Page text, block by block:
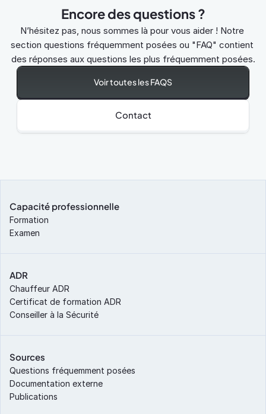
Encore des questions ?
N’hésitez pas, nous sommes là pour vous aider ! Notre
section questions fréquemment posées ou "FAQ" contient
des réponses aux questions les plus fréquemment posées.
Voir toutes les FAQS
Contact
Capacité professionnelle
Formation
Examen
ADR
Chauffeur ADR
Certificat de formation ADR
Conseiller à la Sécurité
Sources
Questions fréquemment posées
Documentation externe
Publications